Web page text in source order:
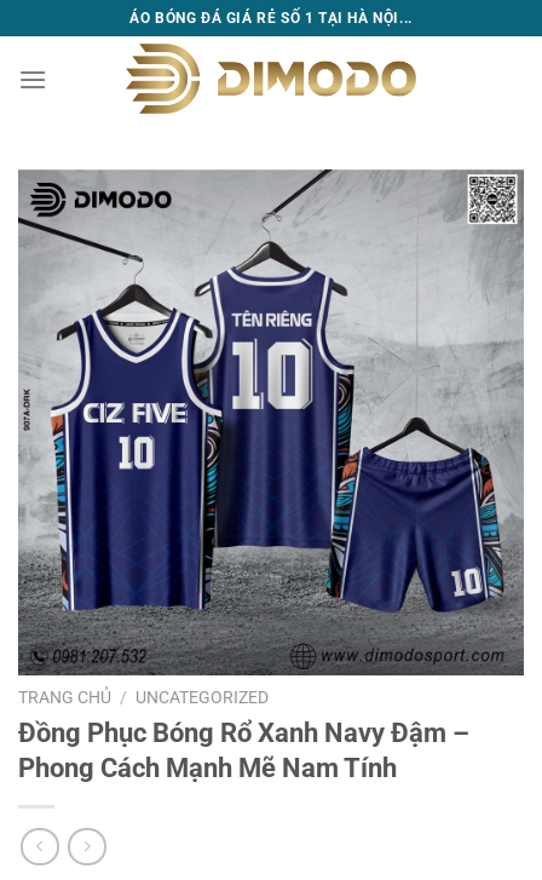
qua
nội
ÁO BÓNG ĐÁ GIÁ RẺ SỐ 1 TẠI HÀ NỘI...
TRANG CHỦ / UNCATEGORIZED
Đồng Phục Bóng Rổ Xanh Navy Đậm –
Phong Cách Mạnh Mẽ Nam Tính